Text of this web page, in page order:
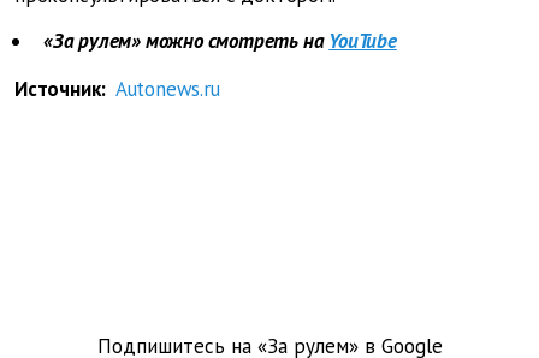
«За рулем» можно смотреть на YouTube
Источник: Autonews.ru
Подпишитесь на «За рулем» в Google